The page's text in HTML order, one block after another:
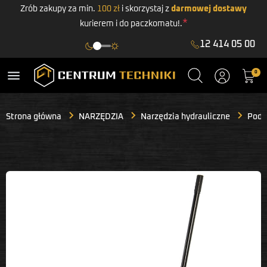
Zrób zakupy za min. 100 zł i skorzystaj z darmowej dostawy
kurierem i do paczkomatu!.*
12 414 05 00
menu 0
Strona główna NARZĘDZIA Narzędzia hydrauliczne